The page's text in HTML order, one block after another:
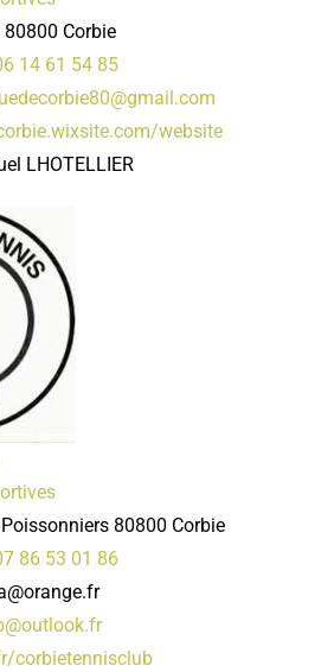
Corbie
14 61 54 85
website
LHOTELLIER
80800 Corbie
86 53 01 86
corbietennisclub